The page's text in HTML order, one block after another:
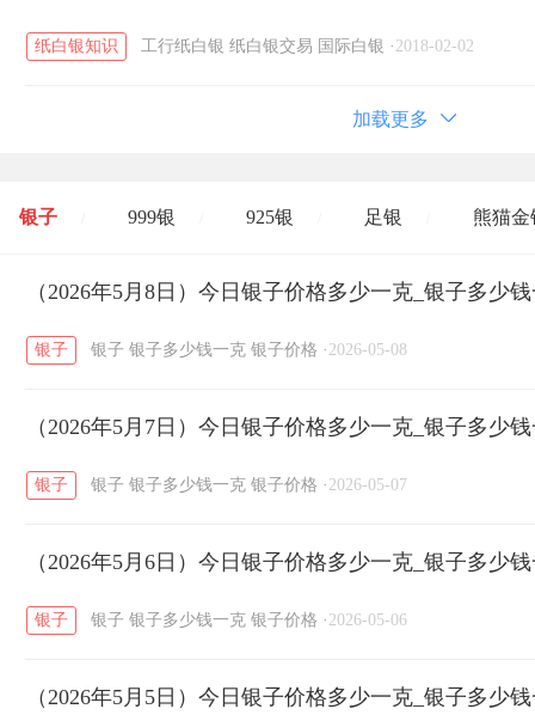
纸白银知识 工行纸白银 纸白银交易 国际白银 · 2018-02-02
加载更多
银子 999银 925银 足银 熊猫金
开国纪念币 大清银币 / 长城币 / 老
菜百 周生生 周大生
六福 / 金至尊 / 潮宏基 / 亚一金店
（2026年5月8日）今日银子价格多少一克_银子多少
银子 银子 银子多少钱一克 银子价格 · 2026-05-08
（2026年5月7日）今日银子价格多少一克_银子多少
银子 银子 银子多少钱一克 银子价格 · 2026-05-07
（2026年5月6日）今日银子价格多少一克_银子多少
银子 银子 银子多少钱一克 银子价格 · 2026-05-06
（2026年5月5日）今日银子价格多少一克_银子多少